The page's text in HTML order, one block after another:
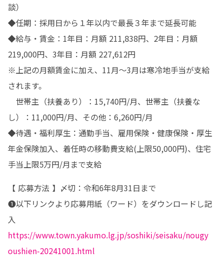
談）
◆任期：採用日から１年以内で最長３年まで延長可能
◆給与・賃金：1年目：月額 211,838円、2年目：月額
219,000円、3年目：月額 227,612円
※上記の月額賃金に加え、11月～3月は寒冷地手当が支給
されます。
世帯主（扶養あり）：15,740円/月、世帯主（扶養な
し）：11,000円/月、その他：6,260円/月
◆待遇・福利厚生：通勤手当、雇用保険・健康保険・厚生
年金保険加入、着任時の移動費支給(上限50,000円)、住宅
手当上限5万円/月まで支給
【 応募方法 】〆切：令和6年8月31日まで
❶以下リンクより応募用紙（ワード）をダウンロードし記
https://www.town.yakumo.lg.jp/soshiki/seisaku/nougy
oushien-20241001.html